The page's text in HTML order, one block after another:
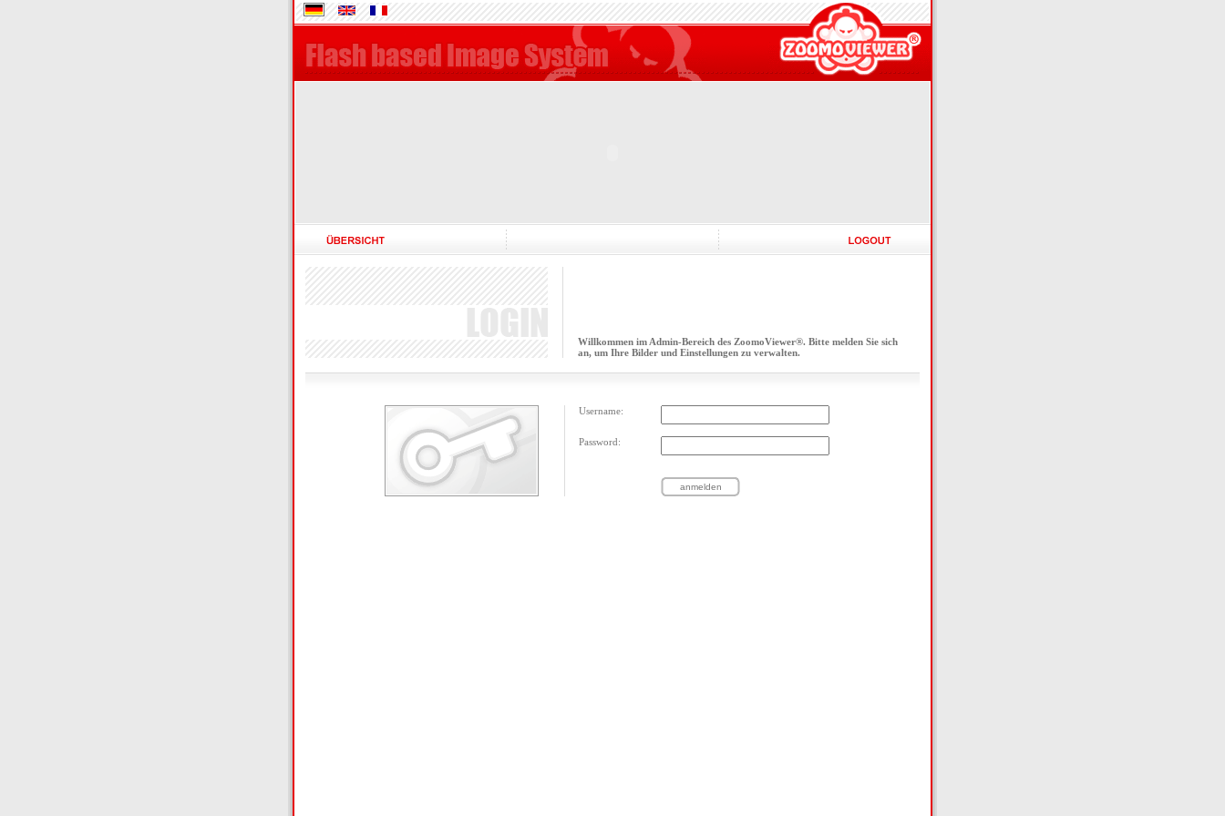
Willkommen im Admin-Bereich des ZoomoViewer®. Bitte melden Sie sich
an, um Ihre Bilder und Einstellungen zu verwalten.
Username:
Password: